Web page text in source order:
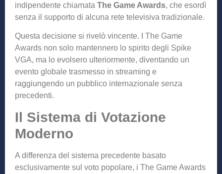
indipendente chiamata The Game Awards, che esordì
senza il supporto di alcuna rete televisiva tradizionale.
Questa decisione si rivelò vincente. I The Game
Awards non solo mantennero lo spirito degli Spike
VGA, ma lo evolsero ulteriormente, diventando un
evento globale trasmesso in streaming e
raggiungendo un pubblico internazionale senza
precedenti.
Il Sistema di Votazione
Moderno
A differenza del sistema precedente basato
esclusivamente sul voto popolare, i The Game Awards